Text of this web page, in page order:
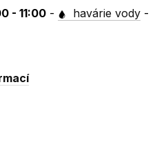
- 11:00 - havárie vody -